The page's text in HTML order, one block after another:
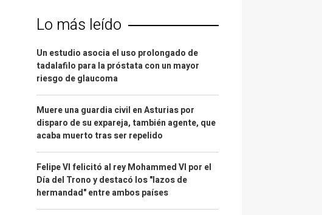
Lo más leído
Un estudio asocia el uso prolongado de
tadalafilo para la próstata con un mayor
riesgo de glaucoma
Muere una guardia civil en Asturias por
disparo de su expareja, también agente, que
acaba muerto tras ser repelido
Felipe VI felicitó al rey Mohammed VI por el
Día del Trono y destacó los "lazos de
hermandad" entre ambos países